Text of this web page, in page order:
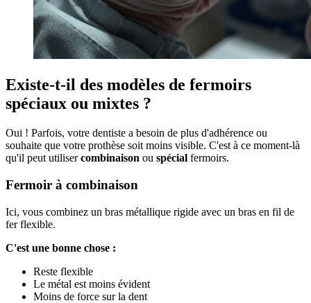
Existe-t-il des modèles de fermoirs
spéciaux ou mixtes ?
Oui ! Parfois, votre dentiste a besoin de plus d'adhérence ou
souhaite que votre prothèse soit moins visible. C'est à ce moment-là
qu'il peut utilisercombinaison ou spécial fermoirs.
Fermoir à combinaison
Ici, vous combinez un bras métallique rigide avec un bras en fil de
fer flexible.
C'est une bonne chose :
Reste flexible
Le métal est moins évident
Moins de force sur la dent